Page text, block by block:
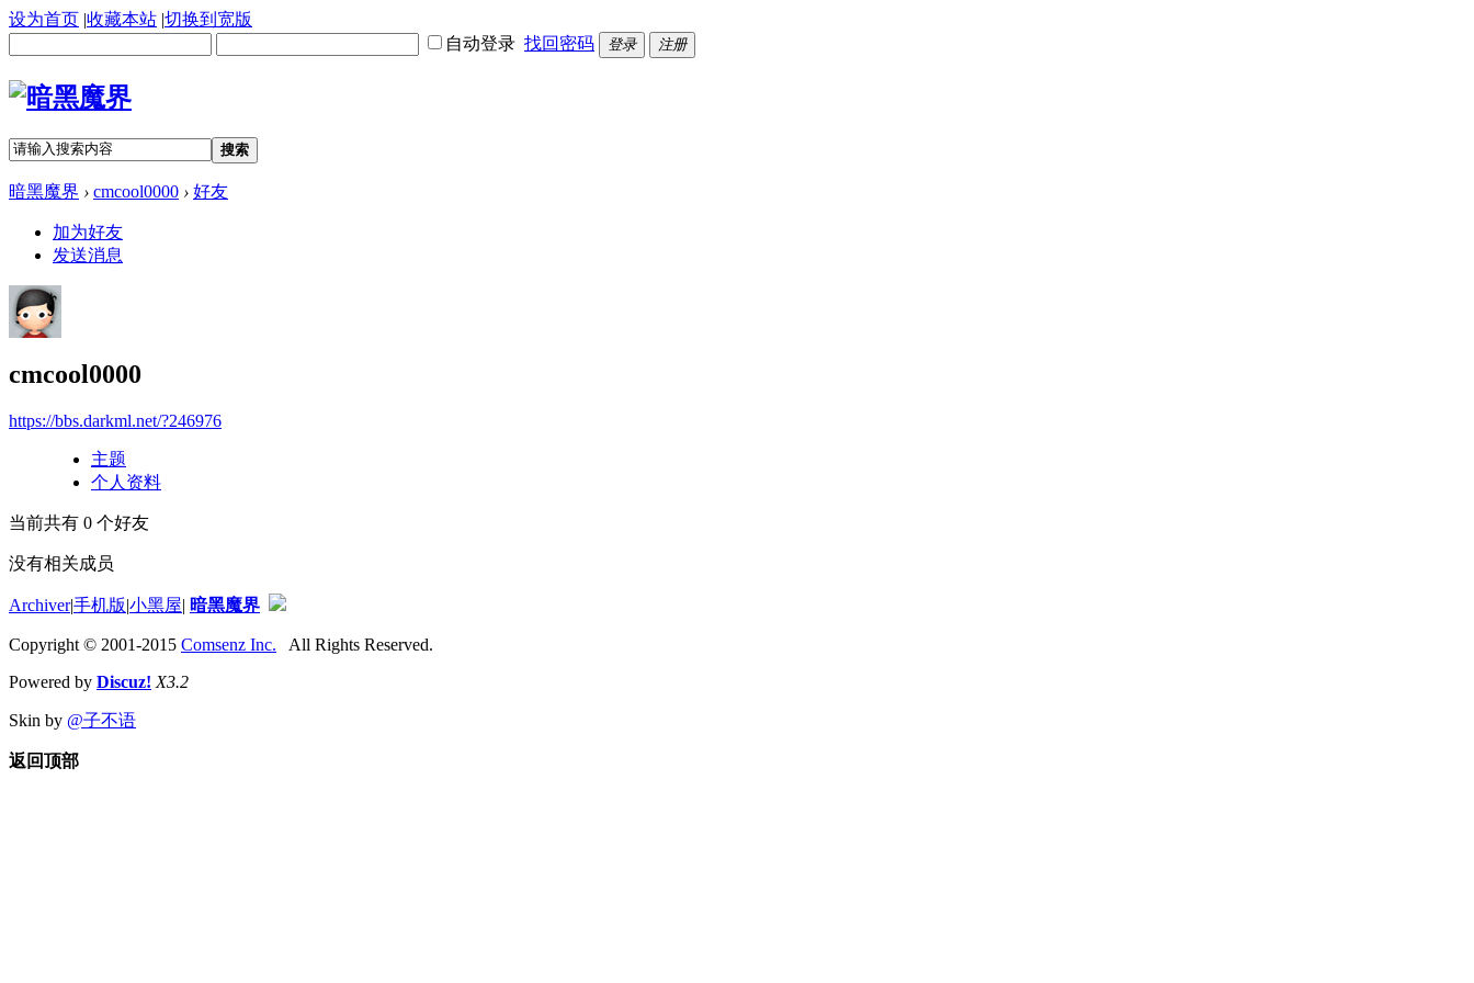
设为首页 |收藏本站 |切换到宽版
自动登录 找回密码 登录 注册
搜索
暗黑魔界 › cmcool0000 › 好友
加为好友
发送消息
cmcool0000
https://bbs.darkml.net/?246976
主题
个人资料
当前共有 0 个好友
没有相关成员
Archiver|手机版|小黑屋| 暗黑魔界
Copyright © 2001-2015 Comsenz Inc. All Rights Reserved.
Powered by Discuz! X3.2
Skin by @子不语
返回顶部